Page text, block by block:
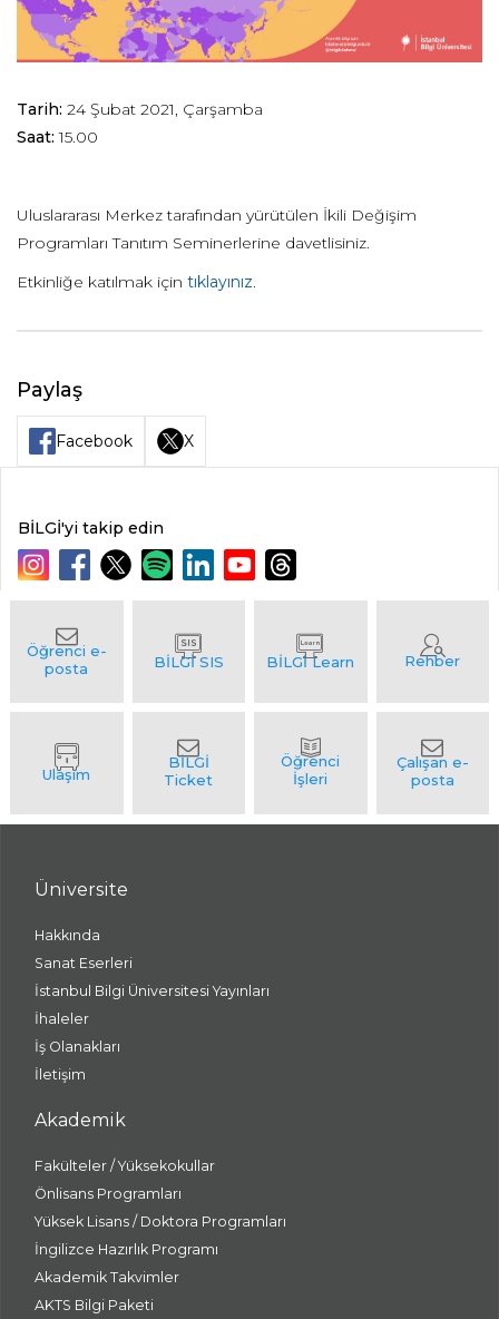
Tarih: 24 Şubat 2021, Çarşamba
Saat: 15.00
Uluslararası Merkez tarafından yürütülen İkili Değişim
Programları Tanıtım Seminerlerine davetlisiniz.
Etkinliğe katılmak için tıklayınız.
Paylaş
Facebook X
BİLGİ'yi takip edin
Üniversite
Hakkında
Sanat Eserleri
İstanbul Bilgi Üniversitesi Yayınları
İhaleler
İş Olanakları
İletişim
Akademik
Fakülteler / Yüksekokullar
Önlisans Programları
Yüksek Lisans / Doktora Programları
İngilizce Hazırlık Programı
Akademik Takvimler
AKTS Bilgi Paketi